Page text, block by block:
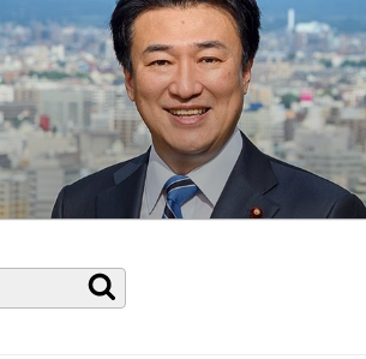
索